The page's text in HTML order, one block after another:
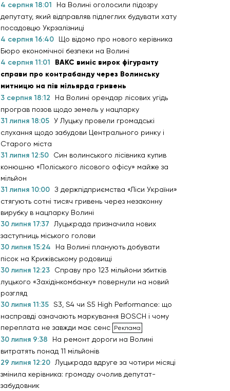
4 серпня 18:01
На Волині оголосили підозру
депутату, який відправляв підлеглих будувати хату
посадовцю Укрзалізниці
4 серпня 16:40
Що відомо про нового керівника
Бюро економічної безпеки на Волині
4 серпня 11:01
ВАКС виніс вирок фігуранту
справи про контрабанду через Волинську
митницю на пів мільярда гривень
3 серпня 18:12
На Волині орендар лісових угідь
програв позов щодо земель у нацпарку
31 липня 18:05 У Луцьку провели громадські
слухання щодо забудови Центрального ринку і
Старого міста
31 липня 12:50
Син волинського лісівника купив
конюшню «Поліського лісового офісу» майже за
мільйон
31 липня 10:00 З держпідприємства «Ліси України»
стягують сотні тисяч гривень через незаконну
вирубку в нацпарку Волині
30 липня 17:37
Луцькрада призначила нових
заступниць міського голови
30 липня 15:24
На Волині планують добувати
пісок на Крижівському родовищі
30 липня 12:23
Справу про 123 мільйони збитків
луцького «Західінкомбанку» повернули на новий
розгляд
30 липня 11:35 S3, S4 чи S5 High Performance: що
насправді означають маркування BOSCH і чому
переплата не завжди має сенс
30 липня 9:38
На ремонт дороги на Волині
витратять понад 11 мільйонів
29 липня 12:20 Луцькрада вдруге за чотири місяці
змінила керівника: громаду очолив депутат-
забудовник